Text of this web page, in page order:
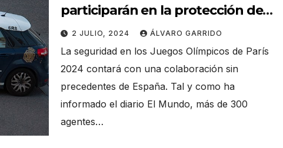
participarán en la protección de
los Juegos Olímpicos de París
2 JULIO, 2024 ÁLVARO GARRIDO
La seguridad en los Juegos Olímpicos de París
2024 contará con una colaboración sin
precedentes de España. Tal y como ha
informado el diario El Mundo, más de 300
agentes…